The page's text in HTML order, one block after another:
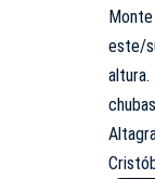
este/
altura.